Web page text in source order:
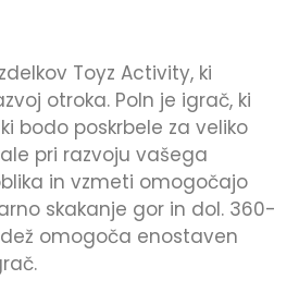
Toyz Activity, ki
otroka. Poln je igrač, ki
bodo poskrbele za veliko
pri razvoju vašega
in vzmeti omogočajo
skakanje gor in dol. 360-
omogoča enostaven